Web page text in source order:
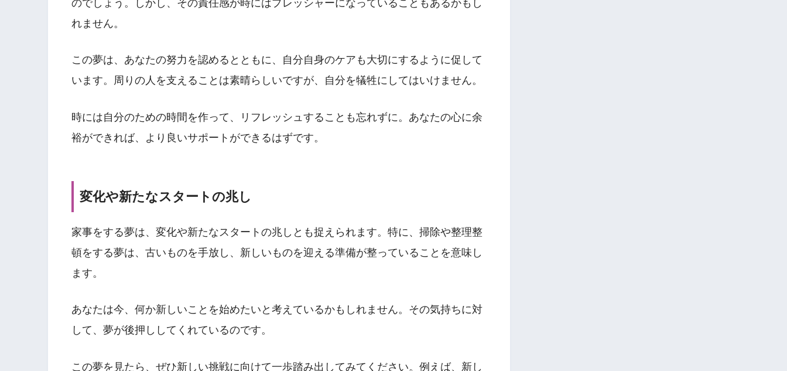
れません。
この夢は、あなたの努力を認めるとともに、自分自身のケアも大切にするように促して
います。周りの人を支えることは素晴らしいですが、自分を犠牲にしてはいけません。
時には自分のための時間を作って、リフレッシュすることも忘れずに。あなたの心に余
裕ができれば、より良いサポートができるはずです。
変化や新たなスタートの兆し
家事をする夢は、変化や新たなスタートの兆しとも捉えられます。特に、掃除や整理整
頓をする夢は、古いものを手放し、新しいものを迎える準備が整っていることを意味し
ます。
あなたは今、何か新しいことを始めたいと考えているかもしれません。その気持ちに対
して、夢が後押ししてくれているのです。
この夢を見たら、ぜひ新しい挑戦に向けて一歩踏み出してみてください。例えば、新し